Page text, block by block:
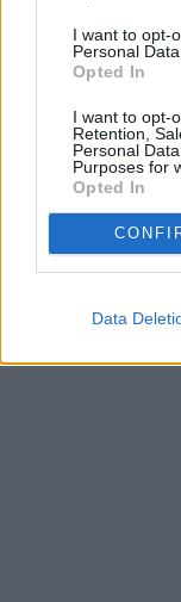
I want to opt-
Personal
Opted In
I want to opt-
Retention,
Personal
Purposes for
Opted In
Data